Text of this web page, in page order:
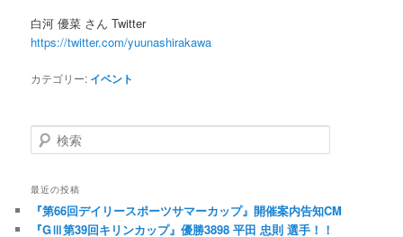
白河 優菜 さん Twitter
https://twitter.com/yuunashirakawa
カテゴリー: イベント
検索
最近の投稿
『第66回デイリースポーツサマーカップ』開催案内告知CM
『GⅢ第39回キリンカップ』優勝3898 平田 忠則 選手！！